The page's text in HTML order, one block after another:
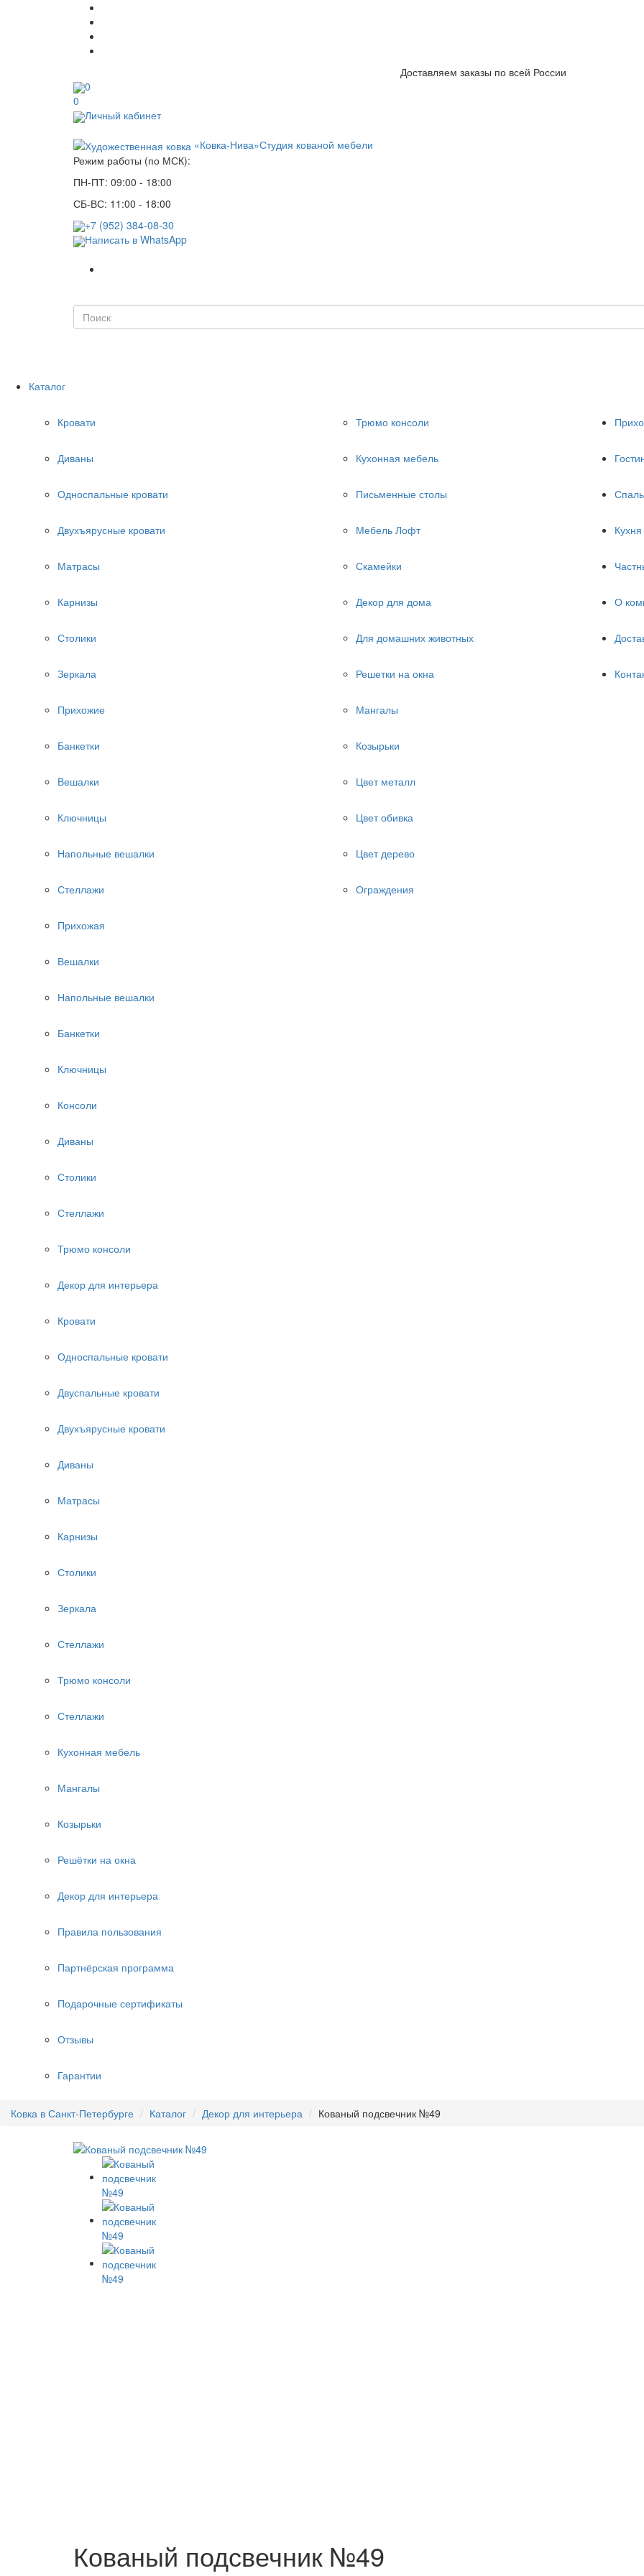
Доставляем заказы по всей России
0
0
Личный кабинет
«Ковка-Нива»Студия кованой мебели
Режим работы (по МСК):
ПН-ПТ: 09:00 - 18:00
СБ-ВС: 11:00 - 18:00
+7 (952) 384-08-30
Написать в WhatsApp
Каталог
Кровати
Диваны
Односпальные кровати
Двухъярусные кровати
Матрасы
Карнизы
Столики
Зеркала
Прихожие
Банкетки
Вешалки
Ключницы
Напольные вешалки
Стеллажи
Трюмо консоли
Кухонная мебель
Письменные столы
Мебель Лофт
Скамейки
Декор для дома
Для домашних животных
Решетки на окна
Мангалы
Козырьки
Цвет металл
Цвет обивка
Цвет дерево
Ограждения
Прихожая
Вешалки
Напольные вешалки
Банкетки
Ключницы
Консоли
Диваны
Столики
Стеллажи
Трюмо консоли
Декор для интерьера
Кровати
Односпальные кровати
Двуспальные кровати
Двухъярусные кровати
Диваны
Матрасы
Карнизы
Столики
Зеркала
Стеллажи
Трюмо консоли
Кухня
Стеллажи
Кухонная мебель
Мангалы
Козырьки
Решётки на окна
Декор для интерьера
О
Правила пользования
Партнёрская программа
Подарочные сертификаты
Отзывы
Гарантии
Ковка в Санкт-Петербурге Каталог Декор для интерьера Кованый подсвечник №49
Кованый подсвечник №49